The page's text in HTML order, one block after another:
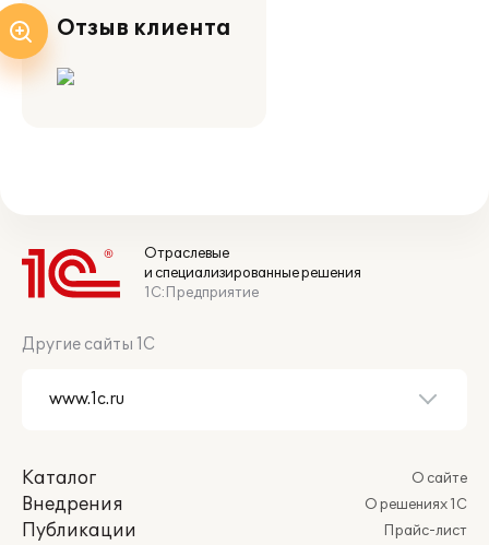
Отзыв клиента
Отраслевые
и специализированные решения
1С:Предприятие
Другие сайты 1С
Каталог
Внедрения
Публикации
О сайте
О решениях 1С
Прайс-лист